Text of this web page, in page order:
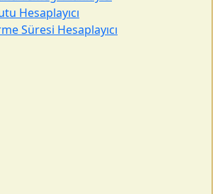
Hesaplayıcı
Süresi Hesaplayıcı